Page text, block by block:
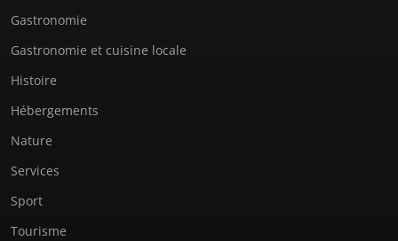
Gastronomie
Gastronomie et cuisine locale
Histoire
Hébergements
Nature
Services
Sport
Tourisme